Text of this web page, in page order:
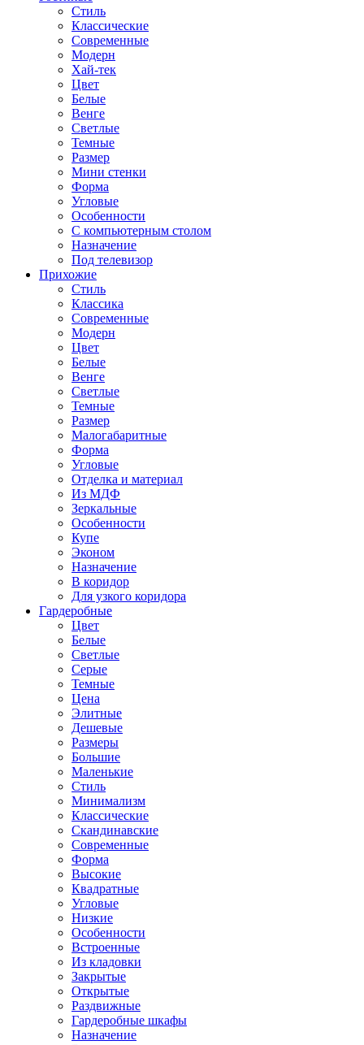
Стиль
Классические
Современные
Модерн
Хай-тек
Цвет
Белые
Венге
Светлые
Темные
Размер
Мини стенки
Форма
Угловые
Особенности
С компьютерным столом
Назначение
Под телевизор
Прихожие
Стиль
Классика
Современные
Модерн
Цвет
Белые
Венге
Светлые
Темные
Размер
Малогабаритные
Форма
Угловые
Отделка и материал
Из МДФ
Зеркальные
Особенности
Купе
Эконом
Назначение
В коридор
Для узкого коридора
Гардеробные
Цвет
Белые
Светлые
Серые
Темные
Цена
Элитные
Дешевые
Размеры
Большие
Маленькие
Стиль
Минимализм
Классические
Скандинавские
Современные
Форма
Высокие
Квадратные
Угловые
Низкие
Особенности
Встроенные
Из кладовки
Закрытые
Открытые
Раздвижные
Гардеробные шкафы
Назначение